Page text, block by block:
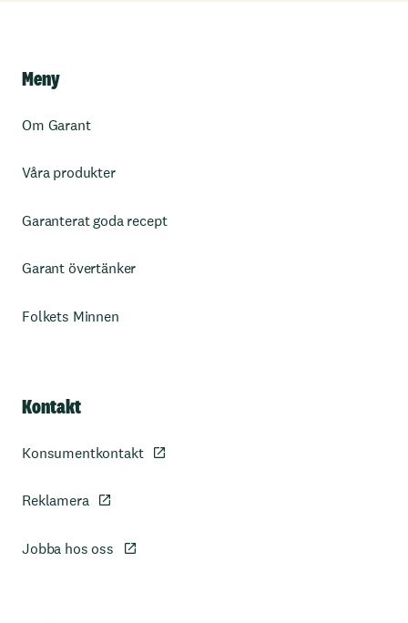
Meny
Om Garant
Våra produkter
Garanterat goda recept
Garant övertänker
Folkets Minnen
Kontakt
Konsumentkontakt
Reklamera
Jobba hos oss